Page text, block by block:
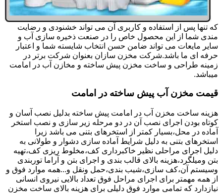
که تنها پس از استفاده و کاربری آن می تواند خشنودی و رضایت
مندی شما از این محصول خاص را در صنعت ذخیره سازی آب و
سایر مایعات می تواند ضامن حسن انتخاب شایسته شما و اعتبار
حرفه ای ما باشد.شرکت مخزن سازان بعنوان شرکت برتر در
زمینه طراحی و ساخت مخزن پیش ساخته و مخازن آب در امامت
میباشد.
قیمت مخزن آب پیش ساخته در امامت
هزینه ساخت مخزن آب در امامت پیش ساخته بدلیل نصب آسان و
کوتاه بودن اجرای نصب آن در دو مرحله زیر سازی و نصب استخر
آماده در محل،بسیار کمتر از استخرهای بتنی می باشد زیرا
استخرهای بتنی به دلیل شرایط آماده سازی دشوار و طولانی به
دلیل اجرای مراحلی نظیر خاکبرداری کف،مخلوط ریزی کف،تهیه
بتن ومیلگرد،هزینه بالای قالب بندی و اجرای بتن و آراما توربندی
وسیستم آن،کف سازی،شیب بندی،حمل ونقل و...همه موارد فوق و
از همه مهمتر برای اجرای مراحل فوق تعداد بالایی نیروی انسانی
نیازدارد که تمامی موارد فوق دلیلی برای هزینه بالای ساخت مخزن